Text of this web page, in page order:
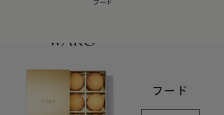
【会員様限定】夏のプレゼントキャンペーン開催中
フード
フード